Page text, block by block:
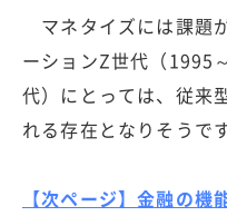
マネタイズには課題
ーションZ世代（1995
代）にとっては、従来
れる存在となりそうです
【次ページ】金融の機